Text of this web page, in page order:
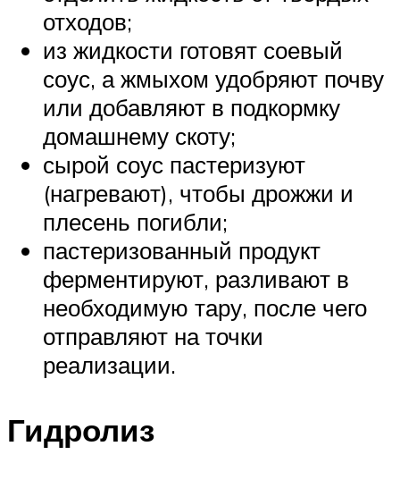
отходов;
из жидкости готовят соевый
соус, а жмыхом удобряют почву
или добавляют в подкормку
домашнему скоту;
сырой соус пастеризуют
(нагревают), чтобы дрожжи и
плесень погибли;
пастеризованный продукт
ферментируют, разливают в
необходимую тару, после чего
отправляют на точки
реализации.
Гидролиз